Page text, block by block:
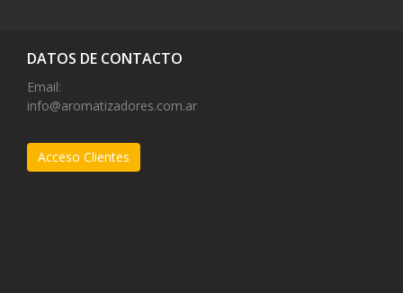
DATOS DE CONTACTO
Email:
info@aromatizadores.com.ar
Acceso Clientes